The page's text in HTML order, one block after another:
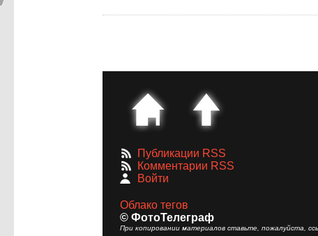
Публикации RSS
Комментарии RSS
Войти
Облако тегов
© ФотоТелеграф
При копировании материалов ставьте, пожалуйста,